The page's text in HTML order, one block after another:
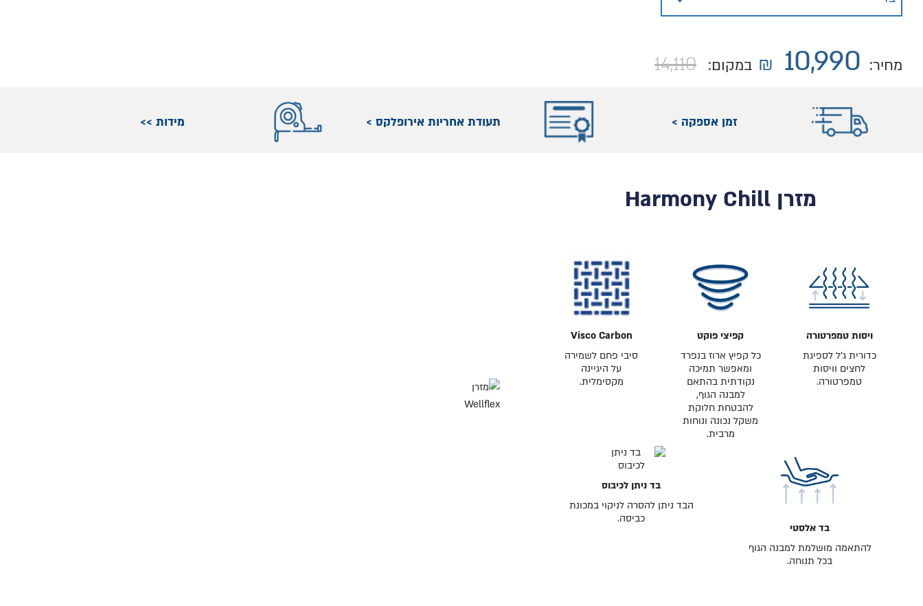
מחיר: 10,990
₪ במקום: 14,110
זמן אספקה > תעודת אחריות אירופלקס > מידות >>
מזרן Harmony Chill
ויסות טמפרטורה
כדורית ג׳ל לספיגת
לחצים וויסות
טמפרטורה.
קפיצי פוקט
כל קפיץ ארוז בנפרד
ומאפשר תמיכה
נקודתית בהתאם
למבנה הגוף,
להבטחת חלוקת
משקל נכונה ונוחות
מרבית.
Visco Carbon
סיבי פחם לשמירה
על היגיינה
מקסימלית.
בד אלסטי
להתאמה מושלמת למבנה הגוף
בכל תנוחה.
בד ניתן לכיבוס
הבד ניתן להסרה לניקוי במכונת
כביסה.